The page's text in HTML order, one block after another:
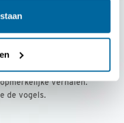
€ 36,00 per jaar
leden, met
verhalen.
de vogels.